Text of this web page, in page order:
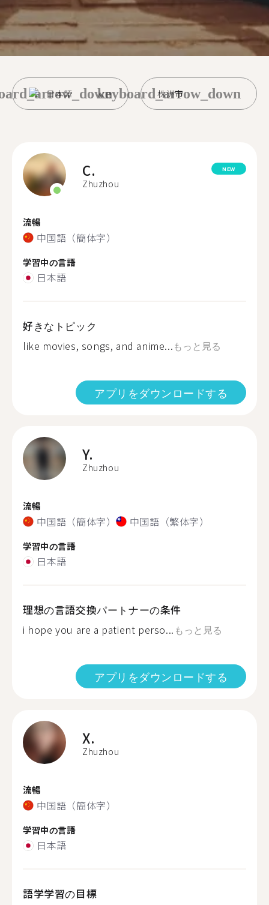
日本語 株洲市
keyboard_arrow_down
C.
Zhuzhou
NEW
流暢
中国語（簡体字）
学習中の言語
日本語
好きなトピック
like movies, songs, and anime...もっと見る
アプリをダウンロードする
Y.
Zhuzhou
流暢
中国語（簡体字） 中国語（繁体字）
学習中の言語
日本語
理想の言語交換パートナーの条件
i hope you are a patient perso... もっと見る
アプリをダウンロードする
X.
Zhuzhou
流暢
中国語（簡体字）
学習中の言語
日本語
語学学習の目標